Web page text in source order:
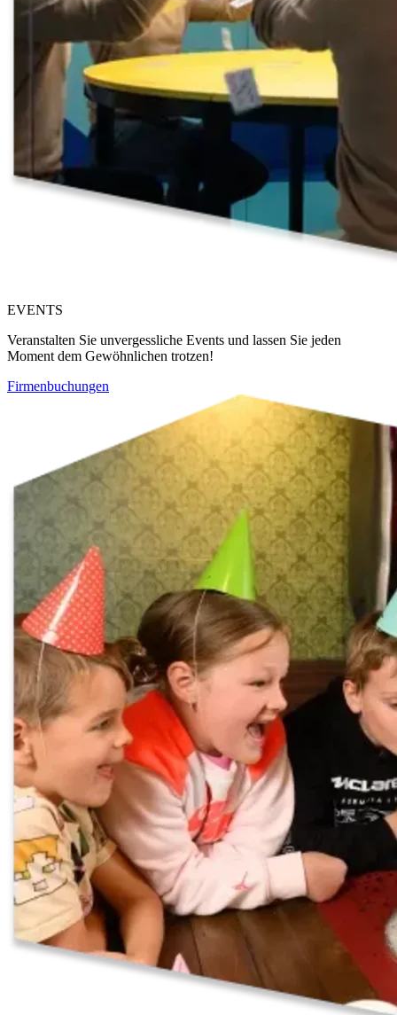
EVENTS
Veranstalten Sie unvergessliche Events und lassen Sie jeden
Moment dem Gewöhnlichen trotzen!
Firmenbuchungen